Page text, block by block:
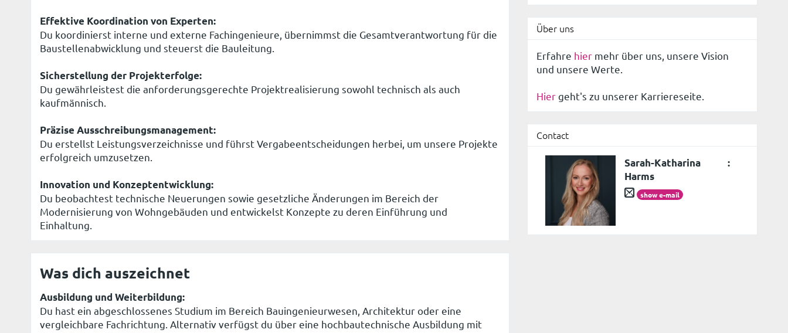
Effektive Koordination von Experten:
Du koordinierst interne und externe Fachingenieure, übernimmst die Gesamtverantwortung für die
Baustellenabwicklung und steuerst die Bauleitung.
Sicherstellung der Projekterfolge:
Du gewährleistest die anforderungsgerechte Projektrealisierung sowohl technisch als auch
kaufmännisch.
Präzise Ausschreibungsmanagement:
Du erstellst Leistungsverzeichnisse und führst Vergabeentscheidungen herbei, um unsere Projekte
erfolgreich umzusetzen.
Innovation und Konzeptentwicklung:
Du beobachtest technische Neuerungen sowie gesetzliche Änderungen im Bereich der
Modernisierung von Wohngebäuden und entwickelst Konzepte zu deren Einführung und
Einhaltung.
Was dich auszeichnet
Ausbildung und Weiterbildung:
Du hast ein abgeschlossenes Studium im Bereich Bauingenieurwesen, Architektur oder eine
vergleichbare Fachrichtung. Alternativ verfügst du über eine hochbautechnische Ausbildung mit
Über uns
Erfahre hiermehr über uns, unsere Vision
und unsere Werte.
Hiergeht's zu unserer Karriereseite.
Contact
Sarah-Katharina
Harms
:
show e-mail